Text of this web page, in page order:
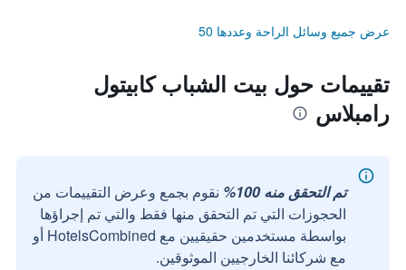
عرض جميع وسائل الراحة وعددها 50
تقييمات حول بيت الشباب كابيتول
رامبلاس
تم التحقق منه 100%
نقوم بجمع وعرض التقييمات من
الحجوزات التي تم التحقق منها فقط والتي تم إجراؤها
بواسطة مستخدمين حقيقيين مع HotelsCombined أو
مع شركائنا الخارجيين الموثوقين.